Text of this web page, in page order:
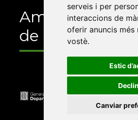
serveis i per
interaccions de
oferir anuncis més
vostè.
Estic
Canviar
Amb el suport
de